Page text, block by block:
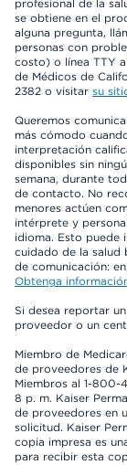
profesional de la
se obtiene en el
alguna pregunta,
personas con
costo) o línea TTY al
de Médicos de
2382 o visitar su
Queremos
más cómodo
interpretación
disponibles sin
semana, durante
de contacto. No
menores actúen
intérprete y
idioma. Esto puede
cuidado de la salud
de comunicación:
Obtenga
Si desea reportar
proveedor o un
Miembro de
de proveedores de
Miembros al 1-800-
8 p. m. Kaiser
de proveedores en
solicitud. Kaiser
copia impresa es
para recibir esta